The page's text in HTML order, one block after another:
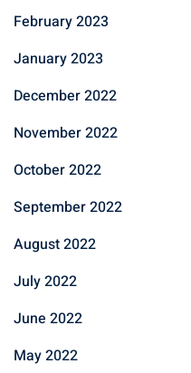
February 2023
January 2023
December 2022
November 2022
October 2022
September 2022
August 2022
July 2022
June 2022
May 2022